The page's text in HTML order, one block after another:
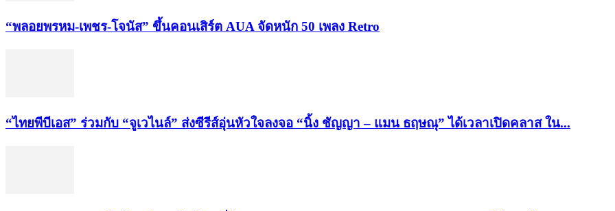
“พลอยพรหม-เพชร-โจนัส” ขึ้นคอนเสิร์ต AUA จัดหนัก 50 เพลง Retro
“ไทยพีบีเอส” ร่วมกับ “จูเวไนล์” ส่งซีรีส์อุ่นหัวใจลงจอ “นิ้ง ชัญญา – แมน ธฤษณุ” ได้เวลาเปิดคลาส ใน...